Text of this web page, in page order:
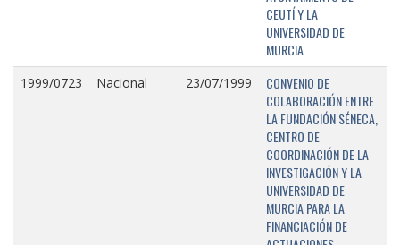
CEUTÍ Y LA
UNIVERSIDAD DE
MURCIA
1999/0723 Nacional 23/07/1999
CONVENIO DE
COLABORACIÓN ENTRE
LA FUNDACIÓN SÉNECA,
CENTRO DE
COORDINACIÓN DE LA
INVESTIGACIÓN Y LA
UNIVERSIDAD DE
MURCIA PARA LA
FINANCIACIÓN DE